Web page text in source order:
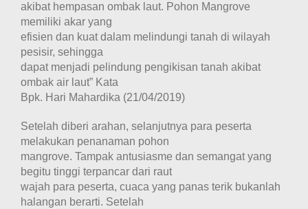
akibat hempasan ombak laut. Pohon Mangrove
memiliki akar yang
efisien dan kuat dalam melindungi tanah di wilayah
pesisir, sehingga
dapat menjadi pelindung pengikisan tanah akibat
ombak air laut” Kata
Bpk. Hari Mahardika (21/04/2019)
Setelah diberi arahan, selanjutnya para peserta
melakukan penanaman pohon
mangrove. Tampak antusiasme dan semangat yang
begitu tinggi terpancar dari raut
wajah para peserta, cuaca yang panas terik bukanlah
halangan berarti. Setelah